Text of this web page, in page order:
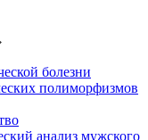
болезни
полиморфизмов
анализ мужского